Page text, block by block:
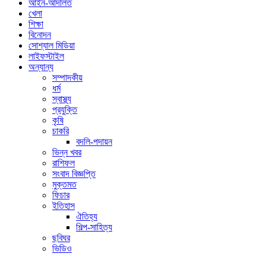
আইন-আদালত
খেলা
শিক্ষা
বিনোদন
সোশ্যাল মিডিয়া
লাইফস্টাইল
অন্যান্য
সম্পাদকীয়
ধর্ম
স্বাস্থ্য
প্রযুক্তি
কৃষি
চাকরি
বদলি-পদায়ন
ভিন্ন খবর
রাশিফল
সংবাদ বিজ্ঞপ্তি
মুক্তমত
ফিচার
ইতিহাস
ঐতিহ্য
শিল্প-সাহিত্য
ছবিঘর
ভিডিও